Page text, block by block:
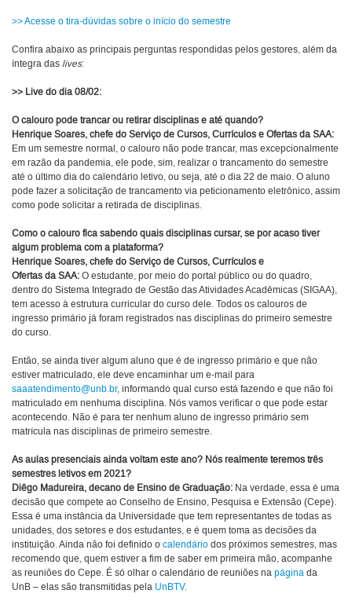
>> Acesse o tira-dúvidas sobre o início do semestre
Confira abaixo as principais perguntas respondidas pelos gestores, além da
íntegra das lives:
>> Live do dia 08/02:
O calouro pode trancar ou retirar disciplinas e até quando?
Henrique Soares, chefe do Serviço de Cursos, Currículos e Ofertas da SAA:
Em um semestre normal, o calouro não pode trancar, mas excepcionalmente
em razão da pandemia, ele pode, sim, realizar o trancamento do semestre
até o último dia do calendário letivo, ou seja, até o dia 22 de maio. O aluno
pode fazer a solicitação de trancamento via peticionamento eletrônico, assim
como pode solicitar a retirada de disciplinas.
Como o calouro fica sabendo quais disciplinas cursar, se por acaso tiver
algum problema com a plataforma?
Henrique Soares, chefe do Serviço de Cursos, Currículos e
Ofertas da SAA: O estudante, por meio do portal público ou do quadro,
dentro do Sistema Integrado de Gestão das Atividades Acadêmicas (SIGAA),
tem acesso à estrutura curricular do curso dele. Todos os calouros de
ingresso primário já foram registrados nas disciplinas do primeiro semestre
do curso.
Então, se ainda tiver algum aluno que é de ingresso primário e que não
estiver matriculado, ele deve encaminhar um e-mail para
saaatendimento@unb.br, informando qual curso está fazendo e que não foi
matriculado em nenhuma disciplina. Nós vamos verificar o que pode estar
acontecendo. Não é para ter nenhum aluno de ingresso primário sem
matrícula nas disciplinas de primeiro semestre.
As aulas presenciais ainda voltam este ano? Nós realmente teremos três
semestres letivos em 2021?
Diêgo Madureira, decano de Ensino de Graduação: Na verdade, essa é uma
decisão que compete ao Conselho de Ensino, Pesquisa e Extensão (Cepe).
Essa é uma instância da Universidade que tem representantes de todas as
unidades, dos setores e dos estudantes, e é quem toma as decisões da
instituição. Ainda não foi definido o calendário dos próximos semestres, mas
recomendo que, quem estiver a fim de saber em primeira mão, acompanhe
as reuniões do Cepe. É só olhar o calendário de reuniões na página da
UnB – elas são transmitidas pela UnBTV.